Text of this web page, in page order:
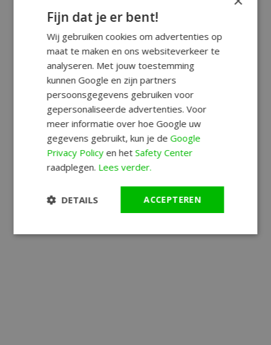
Fijn dat je er bent!
Wij gebruiken cookies om advertenties op
maat te maken en ons websiteverkeer te
analyseren. Met jouw toestemming
kunnen Google en zijn partners
persoonsgegevens gebruiken voor
gepersonaliseerde advertenties. Voor
meer informatie over hoe Google uw
gegevens gebruikt, kun je deGoogle
Privacy Policyen hetSafety Center
raadplegen. Lees verder.
ACCEPTEREN
DETAILS